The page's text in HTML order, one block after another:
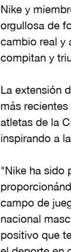
Nike y
orgullosa de
cambio real y
compitan y
La extensión
más
atletas de la
inspirando a
"Nike ha sido
campo de
nacional
positivo que